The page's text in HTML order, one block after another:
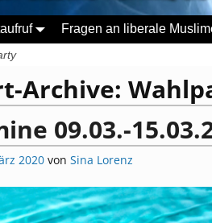
Fragen an liberale
Archive:
09.03.-
2020 von Sina Lorenz